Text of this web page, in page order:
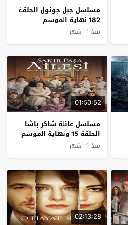
مسلسل جبل جونول الحلقة
182 نهاية الموسم
منذ 11 شهر
01:50:52
مسلسل عائلة شاكر باشا
الحلقة 15 ونهاية الموسم
منذ 11 شهر
02:13:28